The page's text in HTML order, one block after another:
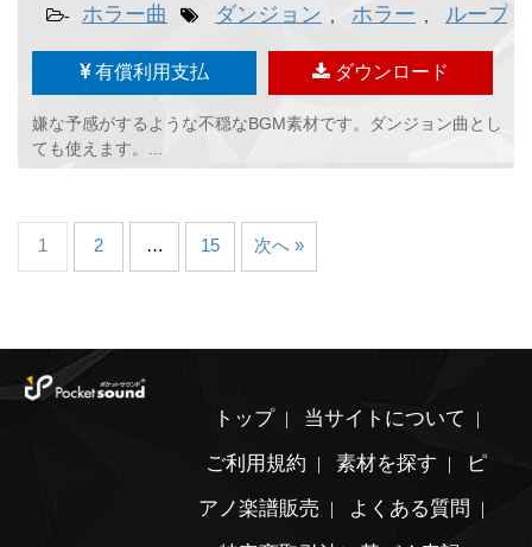
- ホラー曲 ダンジョン ホラー ループ
有償利用支払 ダウンロード
嫌な予感がするような不穏なBGM素材です。ダンジョン曲とし
ても使えます。...
1 2 … 15 次へ »
トップ
当サイトについて
ご利用規約
素材を探す
ピ
アノ楽譜販売
よくある質問